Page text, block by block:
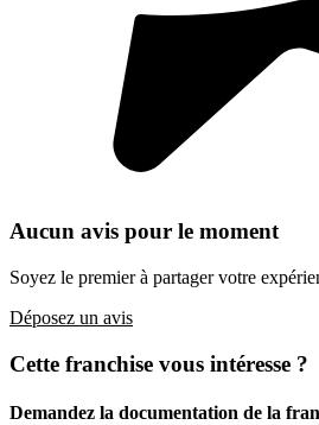
Aucun avis pour le moment
Soyez le premier à partager votre
Déposez un avis
Cette franchise vous intéresse ?
Demandez la documentation de la